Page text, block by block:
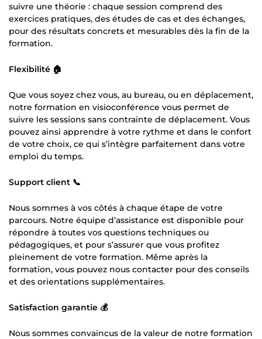
suivre une théorie : chaque session comprend des
exercices pratiques, des études de cas et des échanges,
pour des résultats concrets et mesurables dès la fin de la
formation.
Flexibilité 🏠
Que vous soyez chez vous, au bureau, ou en déplacement,
notre formation en visioconférence vous permet de
suivre les sessions sans contrainte de déplacement. Vous
pouvez ainsi apprendre à votre rythme et dans le confort
de votre choix, ce qui s’intègre parfaitement dans votre
emploi du temps.
Support client 📞
Nous sommes à vos côtés à chaque étape de votre
parcours. Notre équipe d’assistance est disponible pour
répondre à toutes vos questions techniques ou
pédagogiques, et pour s’assurer que vous profitez
pleinement de votre formation. Même après la
formation, vous pouvez nous contacter pour des conseils
et des orientations supplémentaires.
Satisfaction garantie 💰
Nous sommes convaincus de la valeur de notre formation